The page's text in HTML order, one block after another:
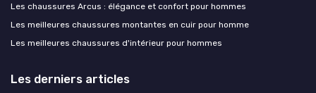
Les chaussures Arcus : élégance et confort pour hommes
Les meilleures chaussures montantes en cuir pour homme
Les meilleures chaussures d'intérieur pour hommes
Les derniers articles